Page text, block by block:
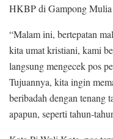
HKBP di Gampong
“Malam ini, bertepatan
kita umat kristiani, kami
langsung mengecek pos
Tujuannya, kita ingin
beribadah dengan tenang
apapun, seperti tahun-